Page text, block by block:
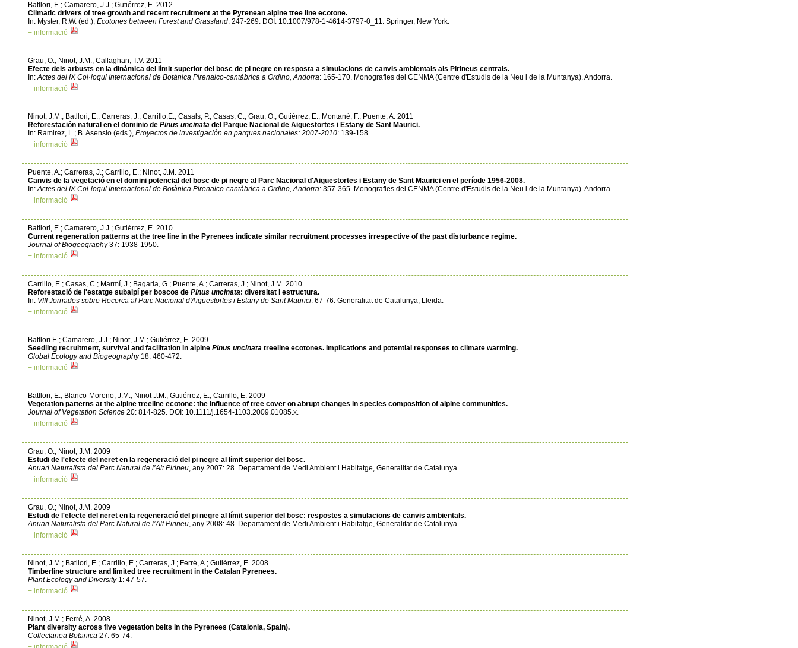
Batllori, E.; Camarero, J.J.; Gutiérrez, E. 2012
Climatic drivers of tree growth and recent recruitment at the Pyrenean alpine tree line ecotone.
In: Myster, R.W. (ed.), Ecotones between Forest and Grassland: 247-269. DOI: 10.1007/978-1-4614-3797-0_11. Springer, New York.
+ informació
Grau, O.; Ninot, J.M.; Callaghan, T.V. 2011
Efecte dels arbusts en la dinàmica del límit superior del bosc de pi negre en resposta a simulacions de canvis ambientals als Pirineus centrals.
In:Actes del IX Col·loqui Internacional de Botànica Pirenaico-cantàbrica a Ordino, Andorra: 165-170. Monografies del CENMA (Centre d'Estudis de la Neu i de la Muntanya). Andorra.
+ informació
Ninot, J.M.; Batllori, E.; Carreras, J.; Carrillo,E.; Casals, P.; Casas, C.; Grau, O.; Gutiérrez, E.; Montané, F.; Puente, A. 2011
Reforestación natural en el dominio de Pinus uncinata del Parque Nacional de Aigüestortes i Estany de Sant Maurici.
In: Ramirez, L.; B. Asensio (eds.), Proyectos de investigación en parques nacionales: 2007-2010: 139-158.
+ informació
Puente, A.; Carreras, J.; Carrillo, E.; Ninot, J.M. 2011
Canvis de la vegetació en el domini potencial del bosc de pi negre al Parc Nacional d'Aigüestortes i Estany de Sant Maurici en el període 1956-2008.
In:Actes del IX Col·loqui Internacional de Botànica Pirenaico-cantàbrica a Ordino, Andorra: 357-365. Monografies del CENMA (Centre d'Estudis de la Neu i de la Muntanya). Andorra.
+ informació
Batllori, E.; Camarero, J.J.; Gutiérrez, E. 2010
Current regeneration patterns at the tree line in the Pyrenees indicate similar recruitment processes irrespective of the past disturbance regime.
Journal of Biogeography37: 1938-1950.
+ informació
Carrillo, E.; Casas, C.; Marmí, J.; Bagaria, G.; Puente, A.; Carreras, J.; Ninot, J.M. 2010
Reforestació de l'estatge subalpí per boscos de Pinus uncinata: diversitat i estructura.
In: VIII Jornades sobre Recerca al Parc Nacional d'Aigüestortes i Estany de Sant Maurici: 67-76. Generalitat de Catalunya, Lleida.
+ informació
Batllori E.; Camarero, J.J.; Ninot, J.M.; Gutiérrez, E. 2009
Seedling recruitment, survival and facilitation in alpine Pinus uncinata treeline ecotones. Implications and potential responses to climate warming.
Global Ecology and Biogeography18: 460-472.
+ informació
Batllori, E.; Blanco-Moreno, J.M.; Ninot J.M.; Gutiérrez, E.; Carrillo, E. 2009
Vegetation patterns at the alpine treeline ecotone: the influence of tree cover on abrupt changes in species composition of alpine communities.
Journal of Vegetation Science 20: 814-825. DOI: 10.1111/j.1654-1103.2009.01085.x.
+ informació
Grau, O.; Ninot, J.M. 2009
Estudi de l'efecte del neret en la regeneració del pi negre al límit superior del bosc.
Anuari Naturalista del Parc Natural de l’Alt Pirineu, any 2007: 28. Departament de Medi Ambient i Habitatge, Generalitat de Catalunya.
+ informació
Grau, O.; Ninot, J.M. 2009
Estudi de l'efecte del neret en la regeneració del pi negre al límit superior del bosc: respostes a simulacions de canvis ambientals.
Anuari Naturalista del Parc Natural de l’Alt Pirineu, any 2008: 48. Departament de Medi Ambient i Habitatge, Generalitat de Catalunya.
+ informació
Ninot, J.M.; Batllori, E.; Carrillo, E.; Carreras, J.; Ferré, A.; Gutiérrez, E. 2008
Timberline structure and limited tree recruitment in the Catalan Pyrenees.
Plant Ecology and Diversity1: 47-57.
+ informació
Ninot, J.M.; Ferré, A. 2008
Plant diversity across five vegetation belts in the Pyrenees (Catalonia, Spain).
Collectanea Botanica 27: 65-74.